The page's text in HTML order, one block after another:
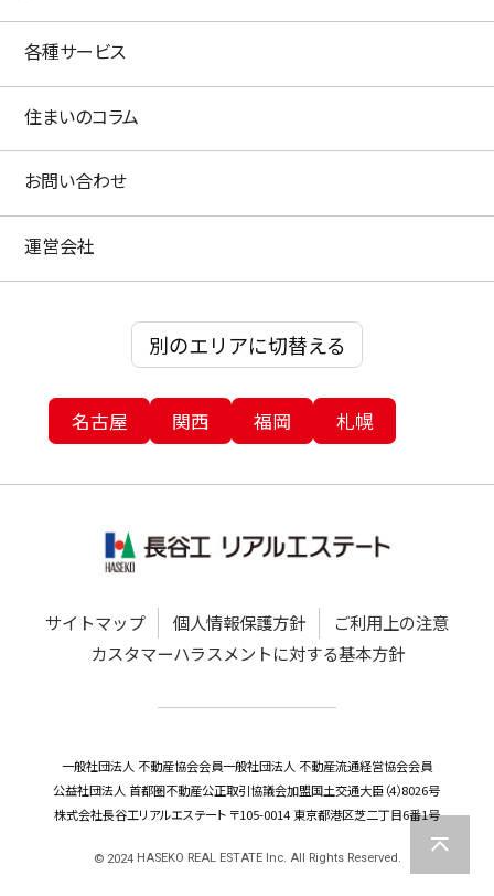
各種サービス
住まいのコラム
お問い合わせ
運営会社
別のエリアに切替える
名古屋 関西 福岡 札幌
サイトマップ 個人情報保護方針
ご利用上の注意
カスタマーハラスメントに対する基本方針
一般社団法人 不動産協会会員一般社団法人 不動産流通経営協会会員
公益社団法人 首都圏不動産公正取引協議会加盟国土交通大臣（4）8026号
株式会社長谷工リアルエステート 〒105-0014 東京都港区芝二丁目6番1号
© 2024HASEKO REAL ESTATE Inc. All Rights Reserved.